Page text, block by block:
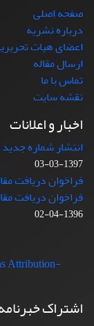
صفحه اصلی
درباره نشریه
اعضای هیات
ارسال مقاله
تماس با ما
نقشه سایت
اخبار و اعلانات
انتشار شماره
1397-03-03
فراخوان دریافت
فراخوان دریافت
1396-04-02
Attribution-
اشتراک